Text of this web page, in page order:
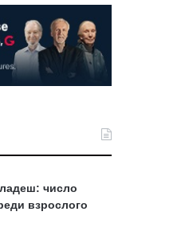
число
взрослого